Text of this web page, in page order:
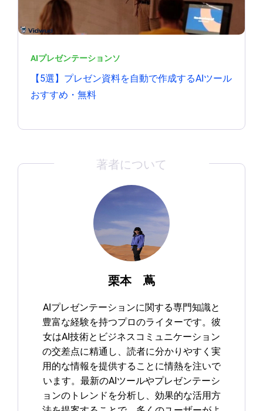
AIプレゼンテーションソ
【5選】プレゼン資料を自動で作成するAIツール
おすすめ・無料
著者について
栗本 蔦
AIプレゼンテーションに関する専門知識と
豊富な経験を持つプロのライターです。彼
女はAI技術とビジネスコミュニケーション
の交差点に精通し、読者に分かりやすく実
用的な情報を提供することに情熱を注いで
います。最新のAIツールやプレゼンテーシ
ョンのトレンドを分析し、効果的な活用方